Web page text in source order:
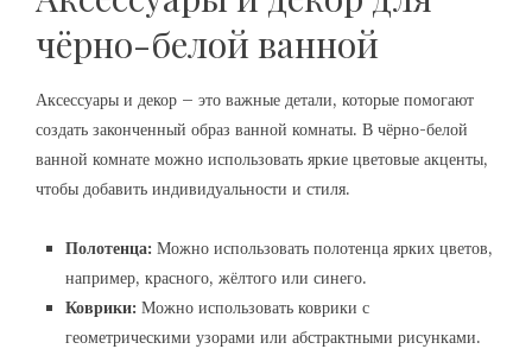
чёрно-белой ванной
Аксессуары и декор – это важные детали, которые помогают
создать законченный образ ванной комнаты. В чёрно-белой
ванной комнате можно использовать яркие цветовые акценты,
чтобы добавить индивидуальности и стиля.
Полотенца: Можно использовать полотенца ярких цветов,
например, красного, жёлтого или синего.
Коврики: Можно использовать коврики с
геометрическими узорами или абстрактными рисунками.